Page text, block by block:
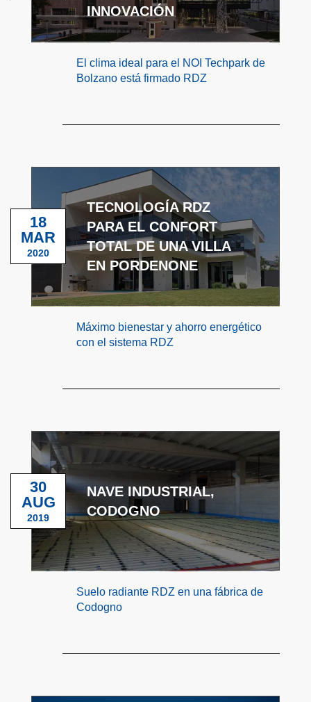
INNOVACIÓN
El clima ideal para el NOI Techpark de
Bolzano está firmado RDZ
TECNOLOGÍA RDZ
PARA EL CONFORT
TOTAL DE UNA VILLA
EN PORDENONE
18
MAR
2020
Máximo bienestar y ahorro energético
con el sistema RDZ
NAVE INDUSTRIAL,
CODOGNO
30
AUG
2019
Suelo radiante RDZ en una fábrica de
Codogno